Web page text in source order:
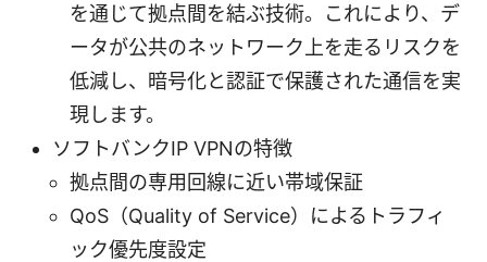
を通じて拠点間を結ぶ技術。これにより、デ
ータが公共のネットワーク上を走るリスクを
低減し、暗号化と認証で保護された通信を実
現します。
ソフトバンクIP VPNの特徴
拠点間の専用回線に近い帯域保証
QoS（Quality of Service）によるトラフィ
ック優先度設定